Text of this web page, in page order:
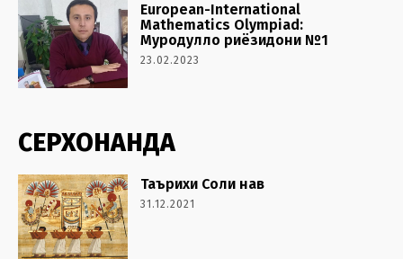
European-International
Mathematics Olympiad:
Муродулло риёзидони №1
23.02.2023
СЕРХОНАНДА
Таърихи Соли нав
31.12.2021